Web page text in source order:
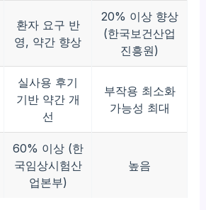
환자 요구 반
영, 약간 향상
20% 이상 향상
(한국보건산업
진흥원)
실사용 후기
기반 약간 개
선
부작용 최소화
가능성 최대
60% 이상 (한
국임상시험산
업본부)
높음